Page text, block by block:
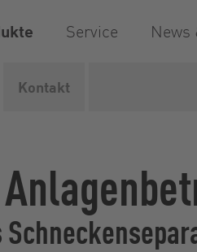
Service News
Separatoren
Kontakt